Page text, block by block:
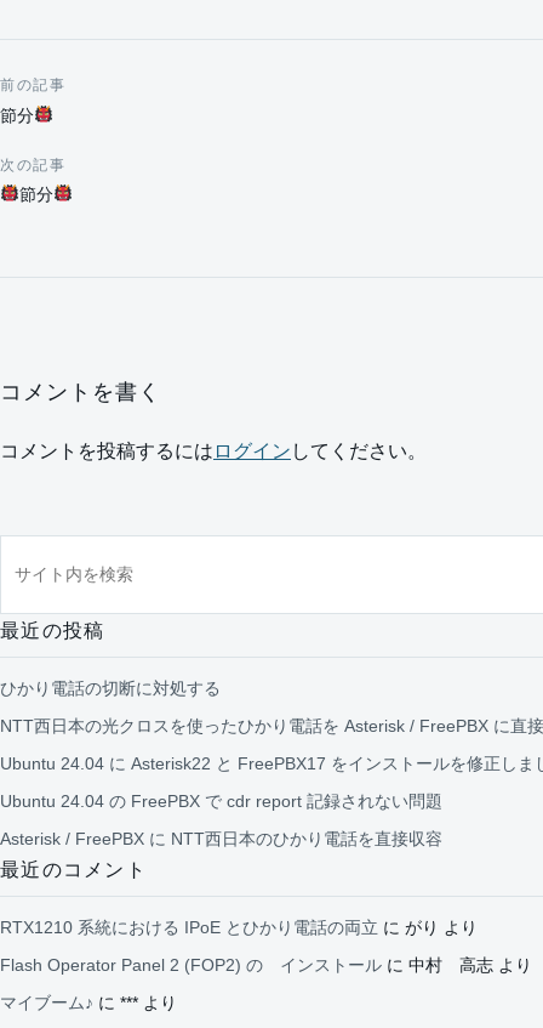
投稿ナビゲーション
前の記事
節分
次の記事
節分
コメントを書く
コメントを投稿するには ログイン してください。
最近の投稿
ひかり電話の切断に対処する
NTT西日本の光クロスを使ったひかり電話を Asterisk / FreePBX に直
Ubuntu 24.04 に Asterisk22 と FreePBX17 をインストールを修正しま
Ubuntu 24.04 の FreePBX で cdr report 記録されない問題
Asterisk / FreePBX に NTT西日本のひかり電話を直接収容
最近のコメント
RTX1210 系統における IPoE とひかり電話の両立 に がり より
Flash Operator Panel 2 (FOP2) の インストール に 中村 高志 より
マイブーム♪ に *** より